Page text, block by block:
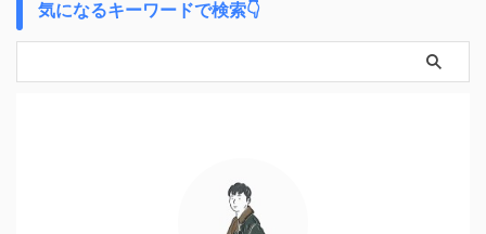
気になるキーワードで検索👇